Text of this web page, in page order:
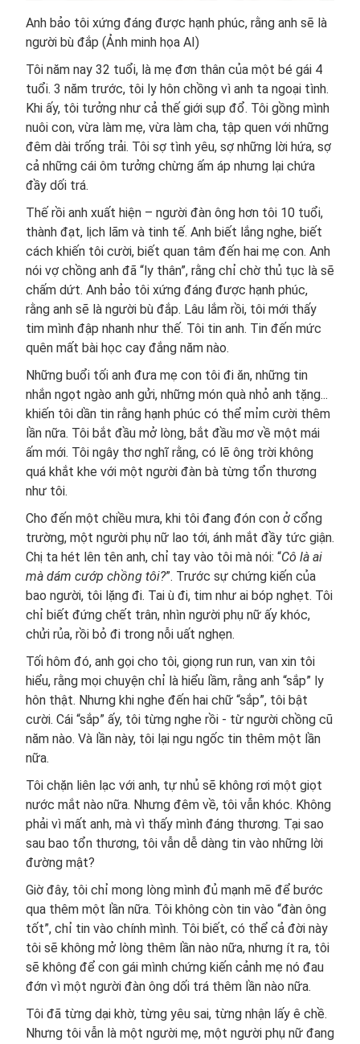
Anh bảo tôi xứng đáng được hạnh phúc, rằng anh sẽ là
người bù đắp (Ảnh minh họa AI)
Tôi năm nay 32 tuổi, là mẹ đơn thân của một bé gái 4
tuổi. 3 năm trước, tôi ly hôn chồng vì anh ta ngoại tình.
Khi ấy, tôi tưởng như cả thế giới sụp đổ. Tôi gồng mình
nuôi con, vừa làm mẹ, vừa làm cha, tập quen với những
đêm dài trống trải. Tôi sợ tình yêu, sợ những lời hứa, sợ
cả những cái ôm tưởng chừng ấm áp nhưng lại chứa
đầy dối trá.
Thế rồi anh xuất hiện – người đàn ông hơn tôi 10 tuổi,
thành đạt, lịch lãm và tinh tế. Anh biết lắng nghe, biết
cách khiến tôi cười, biết quan tâm đến hai mẹ con. Anh
nói vợ chồng anh đã “ly thân”, rằng chỉ chờ thủ tục là sẽ
chấm dứt. Anh bảo tôi xứng đáng được hạnh phúc,
rằng anh sẽ là người bù đắp. Lâu lắm rồi, tôi mới thấy
tim mình đập nhanh như thế. Tôi tin anh. Tin đến mức
quên mất bài học cay đắng năm nào.
Những buổi tối anh đưa mẹ con tôi đi ăn, những tin
nhắn ngọt ngào anh gửi, những món quà nhỏ anh tặng...
khiến tôi dần tin rằng hạnh phúc có thể mỉm cười thêm
lần nữa. Tôi bắt đầu mở lòng, bắt đầu mơ về một mái
ấm mới. Tôi ngây thơ nghĩ rằng, có lẽ ông trời không
quá khắt khe với một người đàn bà từng tổn thương
như tôi.
Cho đến một chiều mưa, khi tôi đang đón con ở cổng
trường, một người phụ nữ lao tới, ánh mắt đầy tức giận.
Chị ta hét lên tên anh, chỉ tay vào tôi mà nói: “Cô là ai
mà dám cướp chồng tôi?”. Trước sự chứng kiến của
bao người, tôi lặng đi. Tai ù đi, tim như ai bóp nghẹt. Tôi
chỉ biết đứng chết trân, nhìn người phụ nữ ấy khóc,
chửi rủa, rồi bỏ đi trong nỗi uất nghẹn.
Tối hôm đó, anh gọi cho tôi, giọng run run, van xin tôi
hiểu, rằng mọi chuyện chỉ là hiểu lầm, rằng anh “sắp” ly
hôn thật. Nhưng khi nghe đến hai chữ “sắp”, tôi bật
cười. Cái “sắp” ấy, tôi từng nghe rồi - từ người chồng cũ
năm nào. Và lần này, tôi lại ngu ngốc tin thêm một lần
nữa.
Tôi chặn liên lạc với anh, tự nhủ sẽ không rơi một giọt
nước mắt nào nữa. Nhưng đêm về, tôi vẫn khóc. Không
phải vì mất anh, mà vì thấy mình đáng thương. Tại sao
sau bao tổn thương, tôi vẫn dễ dàng tin vào những lời
đường mật?
Giờ đây, tôi chỉ mong lòng mình đủ mạnh mẽ để bước
qua thêm một lần nữa. Tôi không còn tin vào “đàn ông
tốt”, chỉ tin vào chính mình. Tôi biết, có thể cả đời này
tôi sẽ không mở lòng thêm lần nào nữa, nhưng ít ra, tôi
sẽ không để con gái mình chứng kiến cảnh mẹ nó đau
đớn vì một người đàn ông dối trá thêm lần nào nữa.
Tôi đã từng dại khờ, từng yêu sai, từng nhận lấy ê chề.
Nhưng tôi vẫn là một người mẹ, một người phụ nữ đang